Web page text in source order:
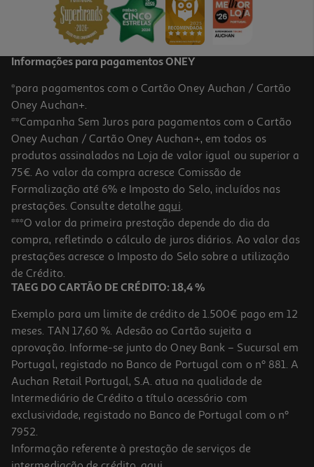
149,99 €
4.4 (158)
Micro-Ondas Com Grill Lg Mh7265dps Preto 32l Smart Inverter
1200w
181.99 €/un
181,99 €
Informações para pagamentos ONEY
*para pagamentos com o Cartão Oney Auchan / Cartão
Oney Auchan+.
**Campanha Sem Juros para pagamentos com o Cartão
Oney Auchan / Cartão Oney Auchan+, em todos os
produtos assinalados na Loja de valor igual ou superior a
75€. Ao valor da compra acresce Comissão de
Formalização até 6% e Imposto do Selo, incluídos nas
prestações. Consulte detalhe aqui.
***O valor da primeira prestação depende do dia da
compra, refletindo o cálculo de juros diários. Ao valor das
prestações acresce o Imposto do Selo sobre a utilização
de Crédito.
TAEG DO CARTÃO DE CRÉDITO: 18,4 %
Exemplo para um limite de crédito de 1.500€ pago em 12
meses. TAN 17,60 %. Adesão ao Cartão sujeita a
aprovação. Informe-se junto do Oney Bank – Sucursal em
Portugal, registado no Banco de Portugal com o nº 881. A
Auchan Retail Portugal, S.A. atua na qualidade de
Intermediário de Crédito a título acessório com
exclusividade, registado no Banco de Portugal com o nº
7952.
Informação referente à prestação de serviços de